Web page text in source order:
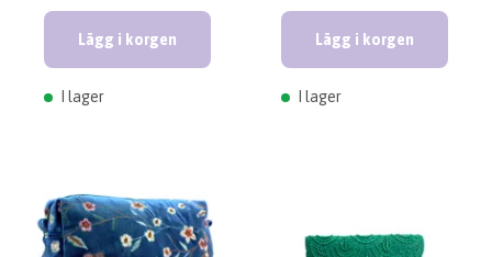
Lägg i korgen
I lager
Lägg i korgen
I lager